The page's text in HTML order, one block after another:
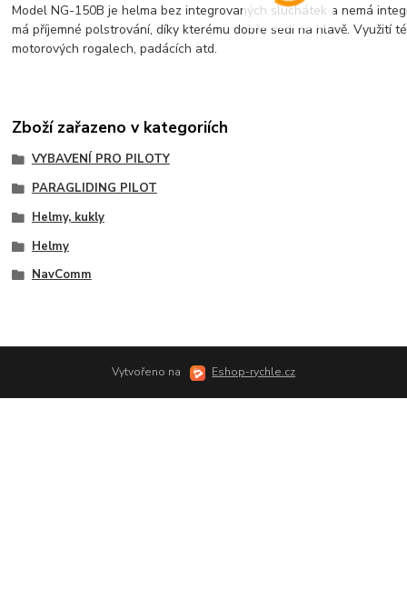
Model NG-150B je helma bez integrovaných sluchátek a nemá
má příjemné polstrování, díky kterému dobře sedí na hlavě. Využití
motorových rogalech, padácích atd.
Zboží zařazeno v kategoriích
VYBAVENÍ PRO PILOTY
PARAGLIDING PILOT
Helmy, kukly
Helmy
NavComm
Vytvořeno na Eshop-rychle.cz